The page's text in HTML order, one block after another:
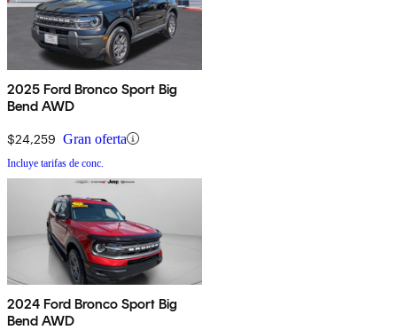
2025 Ford Bronco Sport Big
Bend AWD
$24,259 Gran oferta
Incluye tarifas de conc.
2024 Ford Bronco Sport Big
Bend AWD